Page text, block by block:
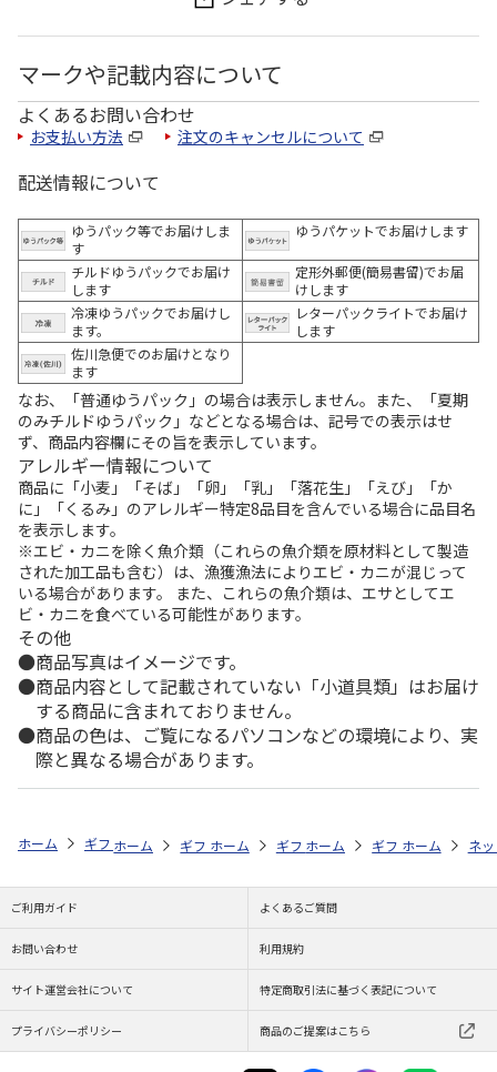
マークや記載内容について
よくあるお問い合わせ
お支払い方法 注文のキャンセルについて
配送情報について
ゆうパック等でお届けしま
す
ゆうパケットでお届けします
チルドゆうパックでお届け
します
定形外郵便(簡易書留)でお届
けします
冷凍ゆうパックでお届けし
ます。
レターパックライトでお届け
します
佐川急便でのお届けとなり
ます
なお、「普通ゆうパック」の場合は表示しません。また、「夏期
のみチルドゆうパック」などとなる場合は、記号での表示はせ
ず、商品内容欄にその旨を表示しています。
アレルギー情報について
商品に「小麦」「そば」「卵」「乳」「落花生」「えび」「か
に」「くるみ」のアレルギー特定8品目を含んでいる場合に品目名
を表示します。
※エビ・カニを除く魚介類（これらの魚介類を原材料として製造
された加工品も含む）は、漁獲漁法によりエビ・カニが混じって
いる場合があります。 また、これらの魚介類は、エサとしてエ
ビ・カニを食べている可能性があります。
その他
商品写真はイメージです。
商品内容として記載されていない「小道具類」はお届け
する商品に含まれておりません。
商品の色は、ご覧になるパソコンなどの環境により、実
際と異なる場合があります。
ホーム ギフトストア お中元・夏ギフト特集 2026 ハム・お肉 ＜
ホーム ギフトストア お中元・夏ギフト特集 2026
ホーム ギフトストア お中元・夏ギフト
ホーム ギフトストア お
ホーム ネ
ご利用ガイド よくあるご質問
お問い合わせ 利用規約
サイト運営会社について 特定商取引法に基づく表記について
プライバシーポリシー 商品のご提案はこちら